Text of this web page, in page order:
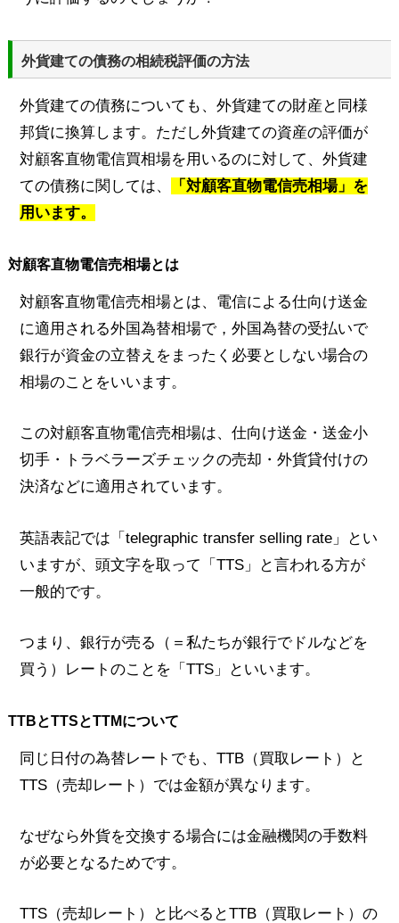
外貨建ての債務の相続税評価の方法
外貨建ての債務についても、外貨建ての財産と同様
邦貨に換算します。ただし外貨建ての資産の評価が
対顧客直物電信買相場を用いるのに対して、外貨建
ての債務に関しては、
「対顧客直物電信売相場」を
用います。
対顧客直物電信売相場とは
対顧客直物電信売相場とは、電信による仕向け送金
に適用される外国為替相場で，外国為替の受払いで
銀行が資金の立替えをまったく必要としない場合の
相場のことをいいます。
この対顧客直物電信売相場は、仕向け送金・送金小
切手・トラベラーズチェックの売却・外貨貸付けの
決済などに適用されています。
英語表記では「telegraphic transfer selling rate」とい
いますが、頭文字を取って「TTS」と言われる方が
一般的です。
つまり、銀行が売る（＝私たちが銀行でドルなどを
買う）レートのことを「TTS」といいます。
TTBとTTSとTTMについて
同じ日付の為替レートでも、TTB（買取レート）と
TTS（売却レート）では金額が異なります。
なぜなら外貨を交換する場合には金融機関の手数料
が必要となるためです。
TTS（売却レート）と比べるとTTB（買取レート）の